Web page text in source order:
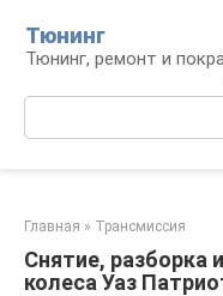
контенту
Тюнинг
Тюнинг, ремонт и
Главная » Трансмиссия
Снятие, разборка
колеса Уаз